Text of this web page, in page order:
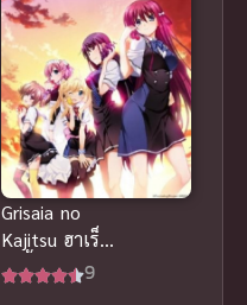
Grisaia no
Kajitsu ฮาเร็ม
ในรั้วโรงเรียน
9